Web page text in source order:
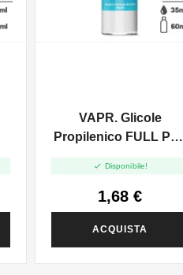
VAPR. Glicole
Propilenico FULL PG -
 Disponibile!
1,68 €
ACQUISTA